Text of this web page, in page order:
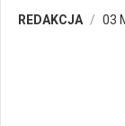
REDAKCJA 03